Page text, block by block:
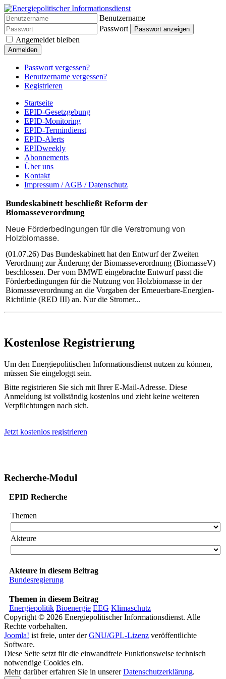
Benutzername
Passwort
Passwort anzeigen
Angemeldet bleiben
Anmelden
Passwort vergessen?
Benutzername vergessen?
Registrieren
Startseite
EPID-Gesetzgebung
EPID-Monitoring
EPID-Termindienst
EPID-Alerts
EPIDweekly
Abonnements
Über uns
Kontakt
Impressum / AGB / Datenschutz
Bundeskabinett beschließt Reform der
Biomasseverordnung
Neue Förderbedingungen für die Verstromung von
Holzbiomasse.
(01.07.26) Das Bundeskabinett hat den Entwurf der Zweiten
Verordnung zur Änderung der Biomasseverordnung (BiomasseV)
beschlossen. Der vom BMWE eingebrachte Entwurf passt die
Förderbedingungen für die Nutzung von Holzbiomasse in der
Biomasseverordnung an die Vorgaben der Erneuerbare-Energien-
Richtlinie (RED III) an. Nur die Stromer...
Kostenlose Registrierung
Um den Energiepolitischen Informationsdienst nutzen zu können,
müssen Sie eingeloggt sein.
Bitte registrieren Sie sich mit Ihrer E-Mail-Adresse. Diese
Anmeldung ist vollständig kostenlos und zieht keine weiteren
Verpflichtungen nach sich.
Jetzt kostenlos registrieren
Recherche-Modul
EPID Recherche
Themen
Akteure
Akteure in diesem Beitrag
Bundesregierung
Themen in diesem Beitrag
Energiepolitik Bioenergie EEG Klimaschutz
Copyright © 2026 Energiepolitischer Informationsdienst. Alle
Rechte vorbehalten.
Joomla! ist freie, unter derGNU/GPL-Lizenz veröffentlichte
Software.
Diese Seite setzt für die einwandfreie Funktionsweise technisch
notwendige Cookies ein.
Mehr darüber erfahren Sie in unsererDatenschutzerklärung.